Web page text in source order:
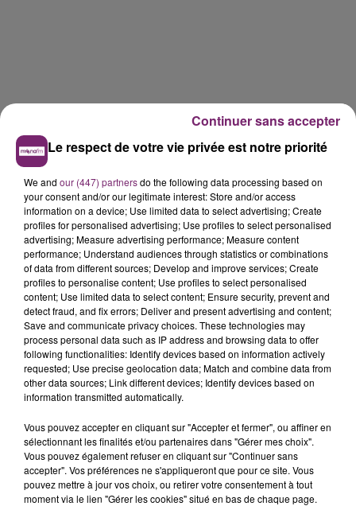
La Bulle - Guinguette éphémère
de Frelinghien !
éclipse solaire du 12 Août 2026
Le respect de votre vie privée est notre priorité
We and our (447) partnersdo the following data processing based on
your consent and/or our legitimate interest: Store and/or access
information on a device; Use limited data to select advertising; Create
profiles for personalised advertising; Use profiles to select personalised
advertising; Measure advertising performance; Measure content
performance; Understand audiences through statistics or combinations
of data from different sources; Develop and improve services; Create
profiles to personalise content; Use profiles to select personalised
content; Use limited data to select content; Ensure security, prevent and
detect fraud, and fix errors; Deliver and present advertising and content;
Save and communicate privacy choices. These technologies may
process personal data such as IP address and browsing data to offer
following functionalities: Identify devices based on information actively
requested; Use precise geolocation data; Match and combine data from
other data sources; Link different devices; Identify devices based on
information transmitted automatically.
Vous pouvez accepter en cliquant sur "Accepter et fermer", ou affiner en
sélectionnant les finalités et/ou partenaires dans "Gérer mes choix".
Vous pouvez également refuser en cliquant sur "Continuer sans
accepter". Vos préférences ne s'appliqueront que pour ce site. Vous
pouvez mettre à jour vos choix, ou retirer votre consentement à tout
moment via le lien "Gérer les cookies" situé en bas de chaque page.
Continuer sans accepter